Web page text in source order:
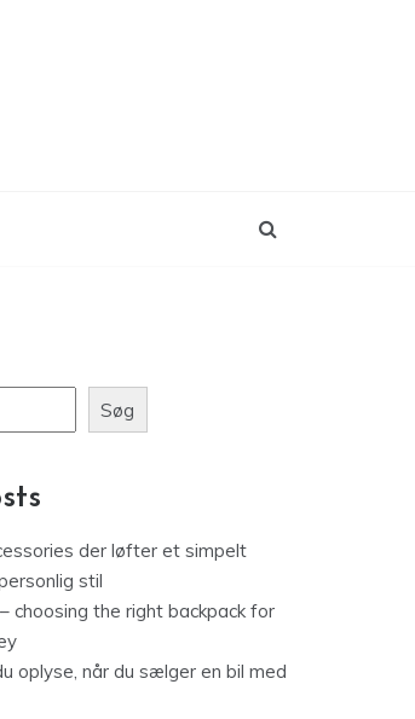
Søg
der løfter et simpelt
stil
choosing the right backpack for
oplyse, når du sælger en bil med